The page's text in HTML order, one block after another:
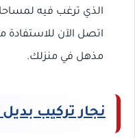
الذي ترغب فيه
اتصل الآن للاستفادة
مذهل في منزلك.
نجار تركيب بديل